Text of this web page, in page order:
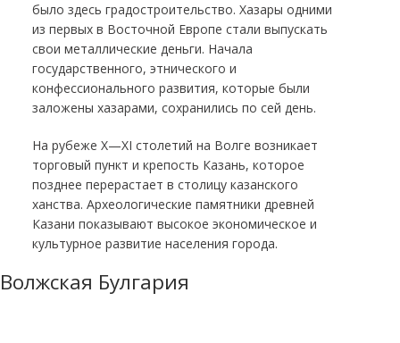
было здесь градостроительство. Хазары одними
из первых в Восточной Европе стали выпускать
свои металлические деньги. Начала
государственного, этнического и
конфессионального развития, которые были
заложены хазарами, сохранились по сей день.
На рубеже X—XI столетий на Волге возникает
торговый пункт и крепость Казань, которое
позднее перерастает в столицу казанского
ханства. Археологические памятники древней
Казани показывают высокое экономическое и
культурное развитие населения города.
Волжская Булгария